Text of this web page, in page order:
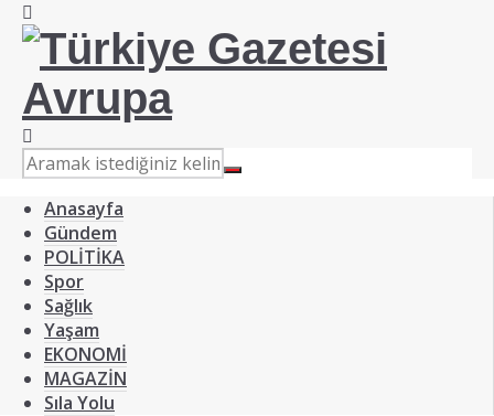
Anasayfa
Gündem
POLİTİKA
Spor
Sağlık
Yaşam
EKONOMİ
MAGAZİN
Sıla Yolu